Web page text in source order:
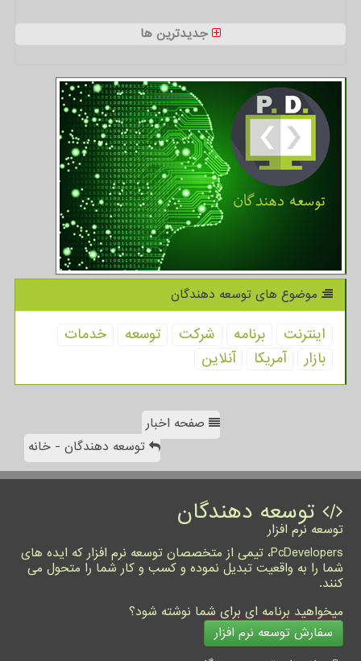
جدیدترین ها
موضوع های توسعه دهندگان
اینترنت برنامه شركت توسعه
خدمات
بازار
آمریكا آنلاین
صفحه اخبار
توسعه دهندگان - خانه
توسعه دهندگان
توسعه نرم افزار
PcDevelopers، تیمی از متخصصان توسعه نرم افزار که ایده های
شما را به واقعیت تبدیل نموده و کسب و کار شما را متحول می
کنند.
میخواهید برنامه ای برای شما نوشته شود؟
سفارش توسعه نرم افزار